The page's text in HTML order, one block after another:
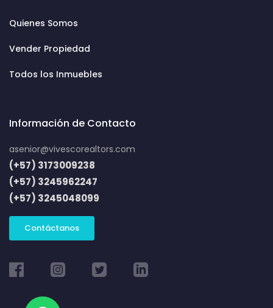
Quienes Somos
Vender Propiedad
Todos los Inmuebles
Información de Contacto
asenior@vivescorealtors.com
(+57) 3173009238
(+57) 3245962247
(+57) 3245048099
Contáctanos